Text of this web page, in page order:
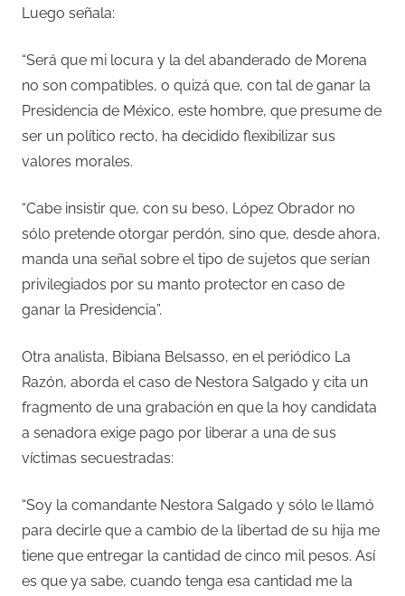
Luego señala:
“Será que mi locura y la del abanderado de Morena
no son compatibles, o quizá que, con tal de ganar la
Presidencia de México, este hombre, que presume de
ser un político recto, ha decidido flexibilizar sus
valores morales.
“Cabe insistir que, con su beso, López Obrador no
sólo pretende otorgar perdón, sino que, desde ahora,
manda una señal sobre el tipo de sujetos que serían
privilegiados por su manto protector en caso de
ganar la Presidencia”.
Otra analista, Bibiana Belsasso, en el periódico La
Razón, aborda el caso de Nestora Salgado y cita un
fragmento de una grabación en que la hoy candidata
a senadora exige pago por liberar a una de sus
víctimas secuestradas:
“Soy la comandante Nestora Salgado y sólo le llamó
para decirle que a cambio de la libertad de su hija me
tiene que entregar la cantidad de cinco mil pesos. Así
es que ya sabe, cuando tenga esa cantidad me la